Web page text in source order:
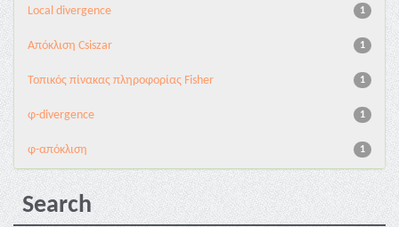
1
Local divergence
1
Απόκλιση Csiszar
1
Τοπικός πίνακας πληροφορίας Fisher
1
φ-divergence
1
φ-απόκλιση
Search